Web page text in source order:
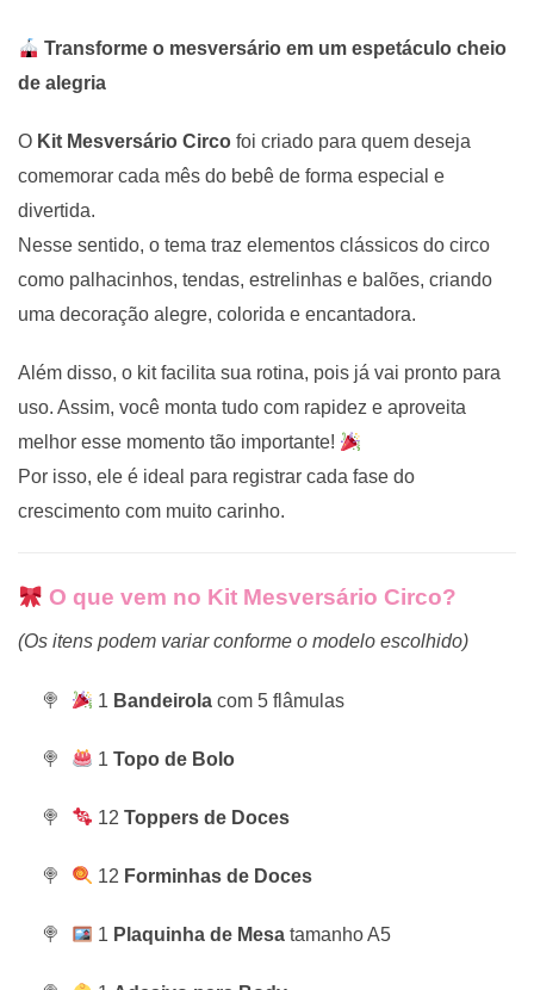
Transforme o mesversário em um espetáculo cheio
de alegria
O Kit Mesversário Circo foi criado para quem deseja
comemorar cada mês do bebê de forma especial e
divertida.
Nesse sentido, o tema traz elementos clássicos do circo
como palhacinhos, tendas, estrelinhas e balões, criando
uma decoração alegre, colorida e encantadora.
Além disso, o kit facilita sua rotina, pois já vai pronto para
uso. Assim, você monta tudo com rapidez e aproveita
melhor esse momento tão importante!
Por isso, ele é ideal para registrar cada fase do
crescimento com muito carinho.
O que vem no Kit Mesversário Circo?
(Os itens podem variar conforme o modelo escolhido)
1 Bandeirolacom 5 flâmulas
1 Topo de Bolo
12 Toppers de Doces
12 Forminhas de Doces
1 Plaquinha de Mesatamanho A5